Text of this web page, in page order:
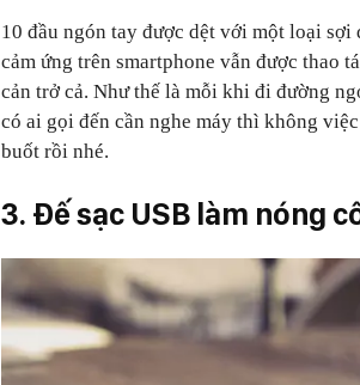
10 đầu ngón tay được dệt với một loại
cảm ứng trên smartphone vẫn được thao
cản trở cả. Như thế là mỗi khi đi đường
có ai gọi đến cần nghe máy thì không
buốt rồi nhé.
3. Đế sạc USB làm nóng